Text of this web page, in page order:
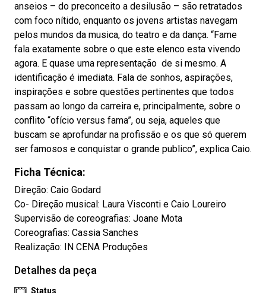
anseios – do preconceito a desilusão – são retratados
com foco nítido, enquanto os jovens artistas navegam
pelos mundos da musica, do teatro e da dança. “Fame
fala exatamente sobre o que este elenco esta vivendo
agora. E quase uma representação de si mesmo. A
identificação é imediata. Fala de sonhos, aspirações,
inspirações e sobre questões pertinentes que todos
passam ao longo da carreira e, principalmente, sobre o
conflito “ofício versus fama”, ou seja, aqueles que
buscam se aprofundar na profissão e os que só querem
ser famosos e conquistar o grande publico”, explica Caio.
Ficha Técnica:
Direção: Caio Godard
Co- Direção musical: Laura Visconti e Caio Loureiro
Supervisão de coreografias: Joane Mota
Coreografias: Cassia Sanches
Realização: IN CENA Produções
Detalhes da peça
Status